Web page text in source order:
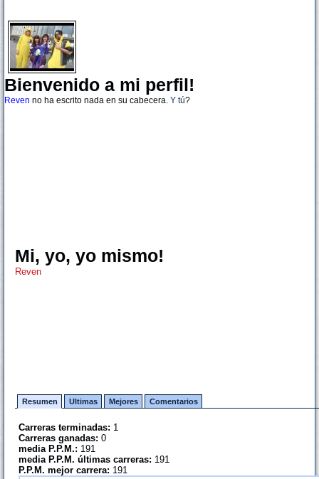
Bienvenido a mi perfil!
Reven no ha escrito nada en su cabecera. Y tú?
Mi, yo, yo mismo!
Reven
Resumen Ultimas Mejores Comentarios
Carreras terminadas: 1
Carreras ganadas: 0
media P.P.M.: 191
media P.P.M. últimas carreras: 191
P.P.M. mejor carrera: 191